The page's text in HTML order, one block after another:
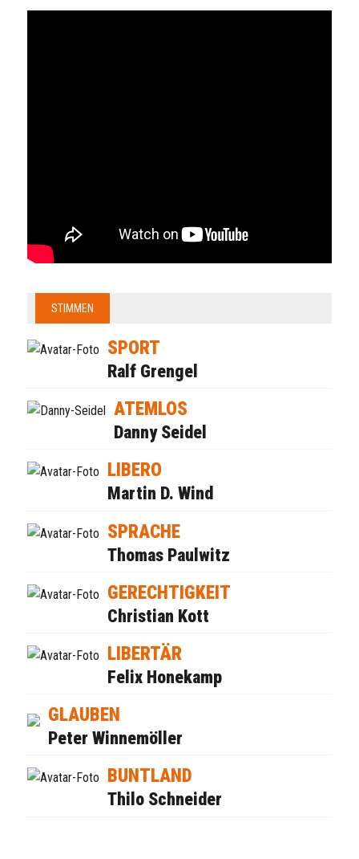
STIMMEN
SPORT
Ralf Grengel
ATEMLOS
Danny Seidel
LIBERO
Martin D. Wind
SPRACHE
Thomas Paulwitz
GERECHTIGKEIT
Christian Kott
LIBERTÄR
Felix Honekamp
GLAUBEN
Peter Winnemöller
BUNTLAND
Thilo Schneider